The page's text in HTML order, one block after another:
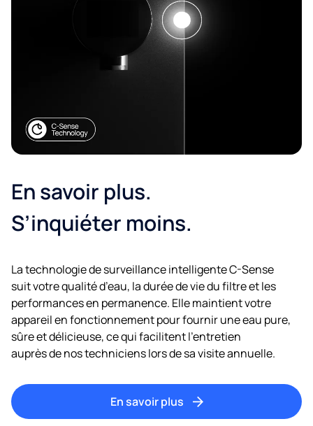
En savoir plus.
S’inquiéter moins.
La technologie de surveillance intelligente C-Sense
suit votre qualité d’eau, la durée de vie du filtre et les
performances en permanence. Elle maintient votre
appareil en fonctionnement pour fournir une eau pure,
sûre et délicieuse, ce qui facilitent l’entretien
auprès de nos techniciens lors de sa visite annuelle.
En savoir plus